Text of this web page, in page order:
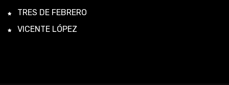
TRES DE FEBRERO
VICENTE LÓPEZ